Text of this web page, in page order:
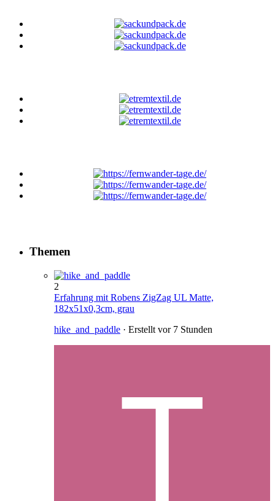
Themen
2
Erfahrung mit Robens ZigZag UL Matte,
182x51x0,3cm, grau
hike_and_paddle · Erstellt vor 7 Stunden